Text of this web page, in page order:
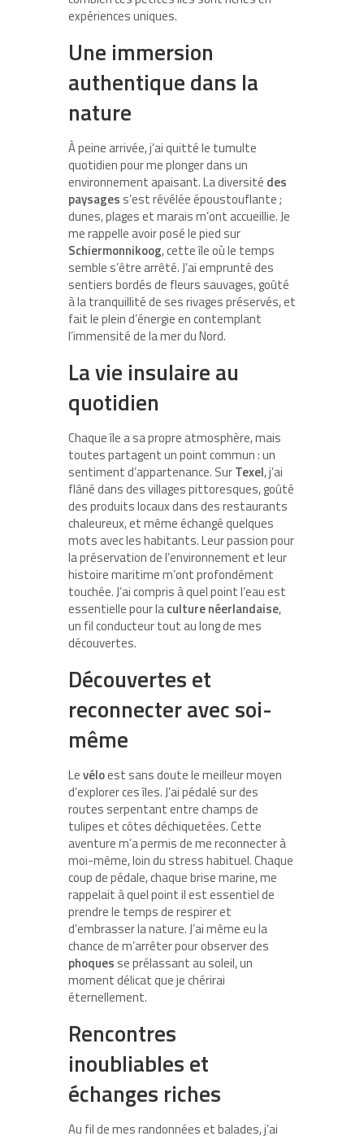
expériences uniques.
Une immersion
authentique dans la
nature
À peine arrivée, j’ai quitté le tumulte
quotidien pour me plonger dans un
environnement apaisant. La diversité des
paysages s’est révélée époustouflante ;
dunes, plages et marais m’ont accueillie. Je
me rappelle avoir posé le pied sur
Schiermonnikoog, cette île où le temps
semble s’être arrêté. J’ai emprunté des
sentiers bordés de fleurs sauvages, goûté
à la tranquillité de ses rivages préservés, et
fait le plein d’énergie en contemplant
l’immensité de la mer du Nord.
La vie insulaire au
quotidien
Chaque île a sa propre atmosphère, mais
toutes partagent un point commun : un
sentiment d’appartenance. SurTexel, j’ai
flâné dans des villages pittoresques, goûté
des produits locaux dans des restaurants
chaleureux, et même échangé quelques
mots avec les habitants. Leur passion pour
la préservation de l’environnement et leur
histoire maritime m’ont profondément
touchée. J’ai compris à quel point l’eau est
essentielle pour laculture néerlandaise,
un fil conducteur tout au long de mes
découvertes.
Découvertes et
reconnecter avec soi-
même
Levéloest sans doute le meilleur moyen
d’explorer ces îles. J’ai pédalé sur des
routes serpentant entre champs de
tulipes et côtes déchiquetées. Cette
aventure m’a permis de me reconnecter à
moi-même, loin du stress habituel. Chaque
coup de pédale, chaque brise marine, me
rappelait à quel point il est essentiel de
prendre le temps de respirer et
d’embrasser la nature. J’ai même eu la
chance de m’arrêter pour observer des
phoques se prélassant au soleil, un
moment délicat que je chérirai
éternellement.
Rencontres
inoubliables et
échanges riches
Au fil de mes randonnées et balades, j’ai